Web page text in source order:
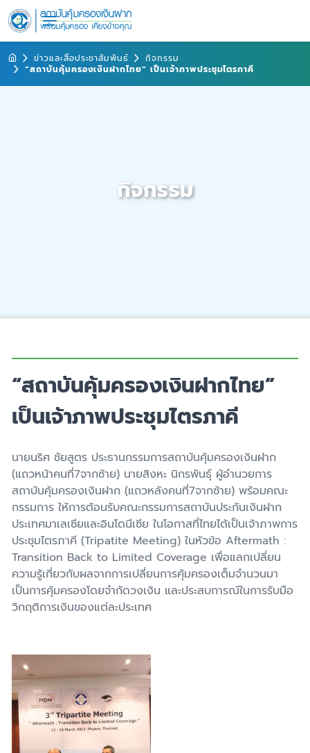
ข่าวและสื่อประชาสัมพันธ์
กิจกรรม
“สถาบันคุ้มครองเงินฝากไทย” เป็นเจ้าภาพประชุมไตรภาคี
กิจกรรม
“สถาบันคุ้มครองเงินฝากไทย”
เป็นเจ้าภาพประชุมไตรภาคี
นายนริศ ชัยสูตร ประธานกรรมการสถาบันคุ้มครองเงินฝาก
(แถวหน้าคนที่7จากซ้าย) นายสิงหะ นิกรพันธุ์ ผู้อำนวยการ
สถาบันคุ้มครองเงินฝาก (แถวหลังคนที่7จากซ้าย) พร้อมคณะ
กรรมการ ให้การต้อนรับคณะกรรมการสถาบันประกันเงินฝาก
ประเทศมาเลเซียและอินโดนีเซีย ในโอกาสที่ไทยได้เป็นเจ้าภาพการ
ประชุมไตรภาคี (Tripatite Meeting) ในหัวข้อ Aftermath :
Transition Back to Limited Coverage เพื่อแลกเปลี่ยน
ความรู้เกี่ยวกับผลจากการเปลี่ยนการคุ้มครองเต็มจำนวนมา
เป็นการคุ้มครองโดยจำกัดวงเงิน และประสบการณ์ในการรับมือ
วิกฤติการเงินของแต่ละประเทศ